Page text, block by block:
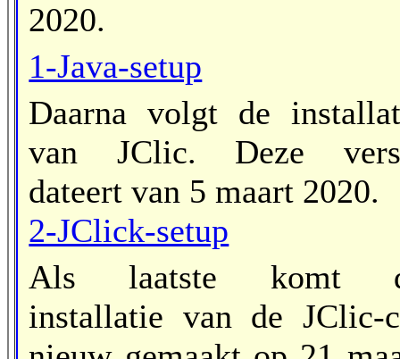
2020.
1-Java-setup
Daarna volgt de
van JClic. Deze
dateert van 5 maart 2020.
2-JClick-setup
Als laatste komt
installatie van de JClic-